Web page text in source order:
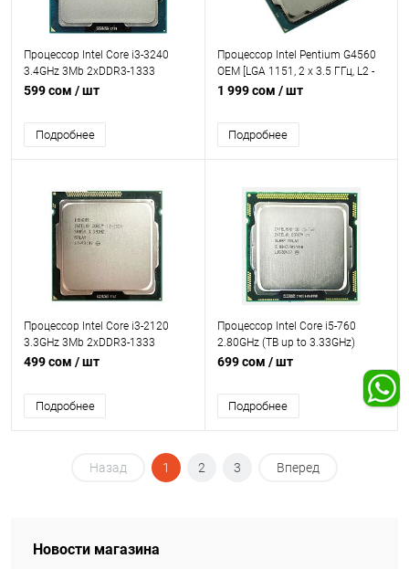
Процессор Intel Core i3-3240
3.4GHz 3Mb 2xDDR3-1333
HDGraphics2500 TDP-55w
599 сом / шт
Подробнее
Процессор Intel Pentium G4560
OEM [LGA 1151, 2 x 3.5 ГГц, L2 -
0.5 МБ, L3 - 3 МБ, 2 х DDR3L,
Graphics 610, TDP 54 Вт]
1 999 сом / шт
Подробнее
Процессор Intel Core i3-2120
3.3GHz 3Mb 2xDDR3-1333
HDGraphics2000 TDP-65w
499 сом / шт
Подробнее
Процессор Intel Core i5-760
2.80GHz (TB up to 3.33GHz)
2.5GT/s 8Mb 2xDDR3-1333 TDP-
699 сом / шт
Подробнее
Назад 1 2 3 Вперед
Новости магазина